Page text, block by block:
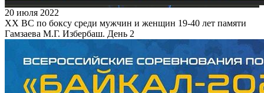
20 июля 2022
XX ВС по боксу среди мужчин и женщин 19-40 лет памяти
Гамзаева М.Г. Избербаш. День 2